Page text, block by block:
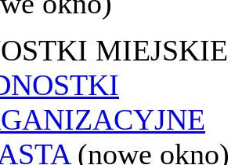
MIEJSKIE
(nowe okno)